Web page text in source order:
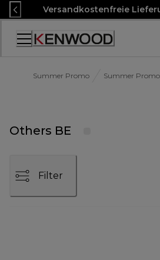
Skip
to
Content
Versandkostenfreie
Accessibility
Summer Promo Summer
Others BE
Filter